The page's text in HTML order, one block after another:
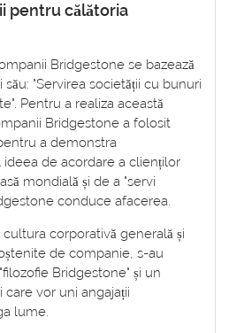
pentru călătoria
Bridgestone se bazează
"Servirea societății cu bunuri
Pentru a realiza această
Bridgestone a folosit
a demonstra
de acordare a clienților
mondială și de a "servi
conduce afacerea.
corporativă generală și
de companie, s-au
Bridgestone" și un
vor uni angajații
lume.